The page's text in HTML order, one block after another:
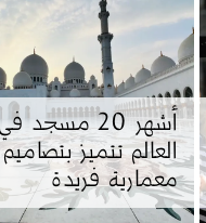
أشهر 20 مسجد
العالم تتميز بتصاميم
معمارية فريدة